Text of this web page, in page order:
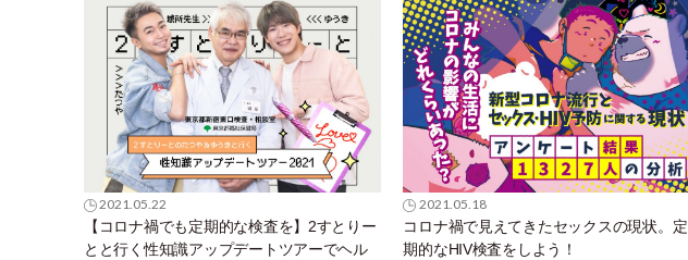
2021.05.22
【コロナ禍でも定期的な検査を】2すとりー
とと行く性知識アップデートツアーでヘル
2021.05.18
コロナ禍で見えてきたセックスの現状。定
期的なHIV検査をしよう！